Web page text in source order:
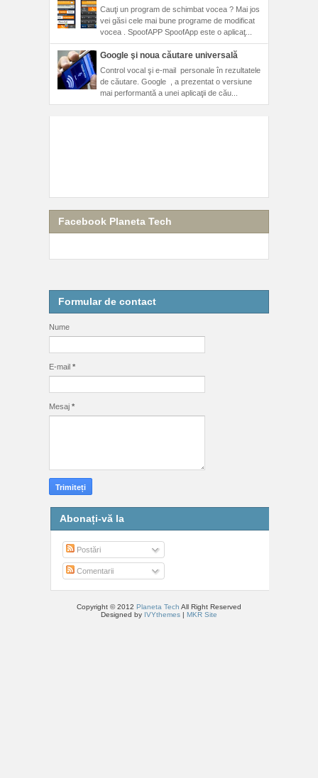
Cauţi un program de schimbat vocea ? Mai jos
vei găsi cele mai bune programe de modificat
vocea . SpoofAPP SpoofApp este o aplicaţ...
Google şi noua căutare universală
Control vocal şi e-mail personale în rezultatele
de căutare. Google , a prezentat o versiune
mai performantă a unei aplicaţii de cău...
Facebook Planeta Tech
Formular de contact
Nume
E-mail *
Mesaj *
Abonați-vă la
Postări
Comentarii
Copyright © 2012 Planeta Tech All Right Reserved
Designed by IVYthemes | MKR Site